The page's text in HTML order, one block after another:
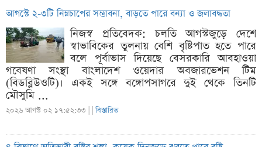
আগস্টে ২-৩টি নিম্নচাপের সম্ভাবনা, বাড়তে পারে বন্যা ও জলাবদ্ধতা
নিজস্ব প্রতিবেদক: চলতি আগস্টজুড়ে দেশে
স্বাভাবিকের তুলনায় বেশি বৃষ্টিপাত হতে পারে
বলে পূর্বাভাস দিয়েছে বেসরকারি আবহাওয়া
গবেষণা সংস্থা বাংলাদেশ ওয়েদার অবজারভেশন টিম
(বিডব্লিউওটি)। একই সঙ্গে বঙ্গোপসাগরে দুই থেকে তিনটি
মৌসুমি ...
২০২৬ আগস্ট ০২ ১৭:৫২:৩৩ | |বিস্তারিত